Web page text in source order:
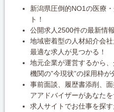
新潟県圧倒的NO1の医療
ト！
公開求人2500件の最新情
地域密着型の人材紹介会
最適な求人が見つかる！
地元企業が運営するから
機関の”今現状”の採用枠が
事前面談、履歴書添削、
アアドバイザーがあなたを
求人サイトでお仕事を探